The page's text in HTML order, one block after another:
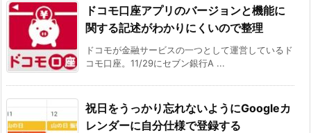
ドコモ口座アプリのバージョンと機能に
関する記述がわかりにくいので整理
ドコモが金融サービスの一つとして運営しているド
コモ口座。11/29にセブン銀行A ...
祝日をうっかり忘れないようにGoogleカ
レンダーに自分仕様で登録する